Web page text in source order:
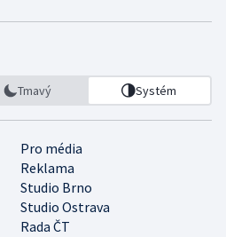
Tmavý Systém
Pro média
Reklama
Studio Brno
Studio Ostrava
Rada ČT